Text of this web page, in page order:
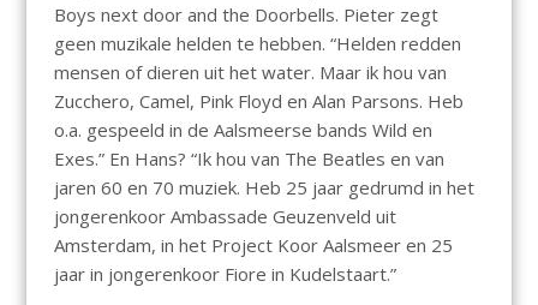
Boys next door and the Doorbells. Pieter zegt
geen muzikale helden te hebben. “Helden redden
mensen of dieren uit het water. Maar ik hou van
Zucchero, Camel, Pink Floyd en Alan Parsons. Heb
o.a. gespeeld in de Aalsmeerse bands Wild en
Exes.” En Hans? “Ik hou van The Beatles en van
jaren 60 en 70 muziek. Heb 25 jaar gedrumd in het
jongerenkoor Ambassade Geuzenveld uit
Amsterdam, in het Project Koor Aalsmeer en 25
jaar in jongerenkoor Fiore in Kudelstaart.”